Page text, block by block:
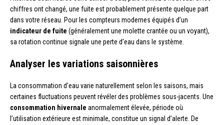
chiffres ont changé, une fuite est probablement présente quelque part
dans votre réseau. Pour les compteurs modernes équipés d’un
indicateur de fuite (généralement une molette crantée ou un voyant),
sa rotation continue signale une perte d’eau dans le système.
Analyser les variations saisonnières
La consommation d’eau varie naturellement selon les saisons, mais
certaines fluctuations peuvent révéler des problèmes sous-jacents. Une
consommation hivernale anormalement élevée, période où
l’utilisation extérieure est minimale, constitue un signal d’alerte. De